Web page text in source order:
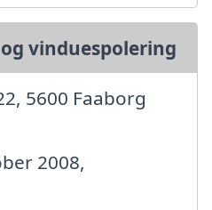
vinduespolering
5600 Faaborg
2008,